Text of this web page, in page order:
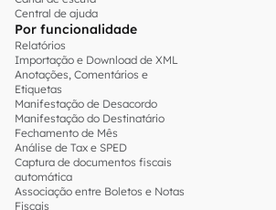
Central de ajuda
Por funcionalidade
Relatórios
Importação e Download de XML
Anotações, Comentários e
Etiquetas
Manifestação de Desacordo
Manifestação do Destinatário
Fechamento de Mês
Análise de Tax e SPED
Captura de documentos fiscais
automática
Associação entre Boletos e Notas
Fiscais